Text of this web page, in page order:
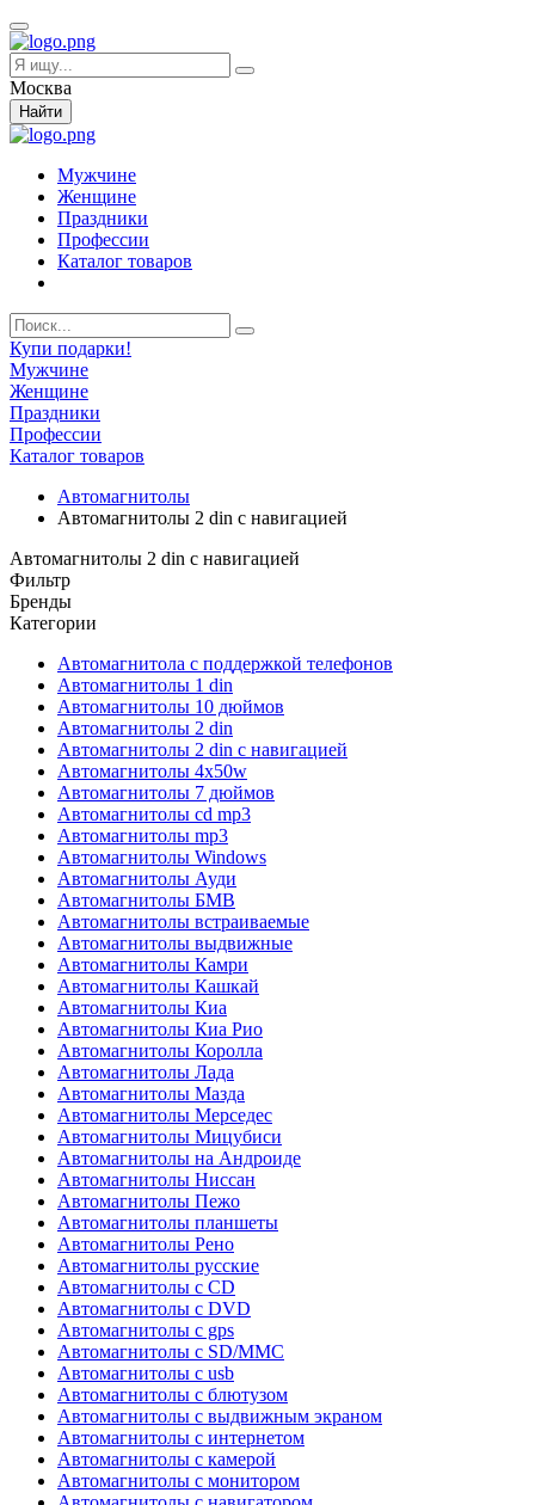
Москва
Найти
Мужчине
Женщине
Праздники
Профессии
Каталог товаров
Купи подарки!
Мужчине
Женщине
Праздники
Профессии
Каталог товаров
Автомагнитолы
Автомагнитолы 2 din с навигацией
Автомагнитолы 2 din с навигацией
Фильтр
Бренды
Категории
Автомагнитола с поддержкой телефонов
Автомагнитолы 1 din
Автомагнитолы 10 дюймов
Автомагнитолы 2 din
Автомагнитолы 2 din с навигацией
Автомагнитолы 4х50w
Автомагнитолы 7 дюймов
Автомагнитолы cd mp3
Автомагнитолы mp3
Автомагнитолы Windows
Автомагнитолы Ауди
Автомагнитолы БМВ
Автомагнитолы встраиваемые
Автомагнитолы выдвижные
Автомагнитолы Камри
Автомагнитолы Кашкай
Автомагнитолы Киа
Автомагнитолы Киа Рио
Автомагнитолы Королла
Автомагнитолы Лада
Автомагнитолы Мазда
Автомагнитолы Мерседес
Автомагнитолы Мицубиси
Автомагнитолы на Андроиде
Автомагнитолы Ниссан
Автомагнитолы Пежо
Автомагнитолы планшеты
Автомагнитолы Рено
Автомагнитолы русские
Автомагнитолы с CD
Автомагнитолы с DVD
Автомагнитолы с gps
Автомагнитолы с SD/MMC
Автомагнитолы с usb
Автомагнитолы с блютузом
Автомагнитолы с выдвижным экраном
Автомагнитолы с интернетом
Автомагнитолы с камерой
Автомагнитолы с монитором